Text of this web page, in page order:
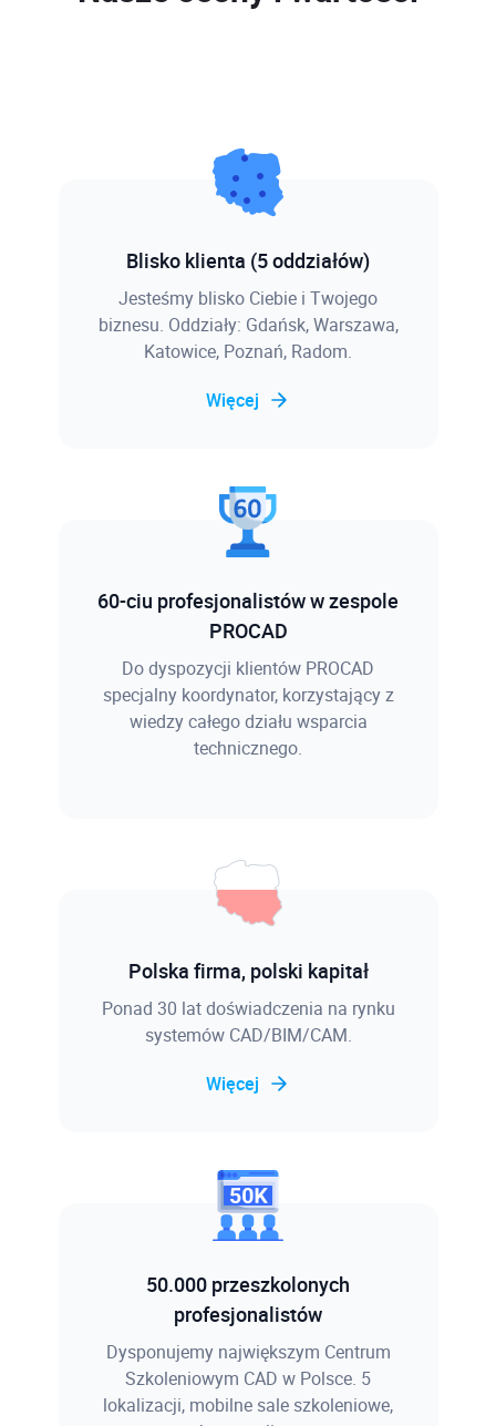
Blisko klienta (5 oddziałów)
Jesteśmy blisko Ciebie i Twojego
biznesu. Oddziały: Gdańsk, Warszawa,
Katowice, Poznań, Radom.
Więcej
60-ciu profesjonalistów w zespole
PROCAD
Do dyspozycji klientów PROCAD
specjalny koordynator, korzystający z
wiedzy całego działu wsparcia
technicznego.
Polska firma, polski kapitał
Ponad 30 lat doświadczenia na rynku
systemów CAD/BIM/CAM.
Więcej
50.000 przeszkolonych
profesjonalistów
Dysponujemy największym Centrum
Szkoleniowym CAD w Polsce. 5
lokalizacji, mobilne sale szkoleniowe,